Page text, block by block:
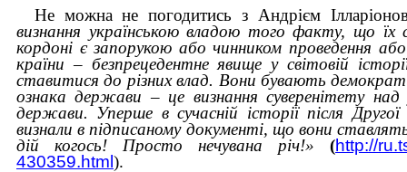
Не можна не погодитись з Андрієм
визнання українською владою того факту, що їх
кордоні є запорукою або чинником проведення
країни – безпрецедентне явище у світовій
ставитися до різних влад. Вони бувають
ознака держави – це визнання суверенітету
держави. Уперше в сучасній історії після
визнали в підписаному документі, що вони
дій когось! Просто нечувана річ!» (http://
430359.html).